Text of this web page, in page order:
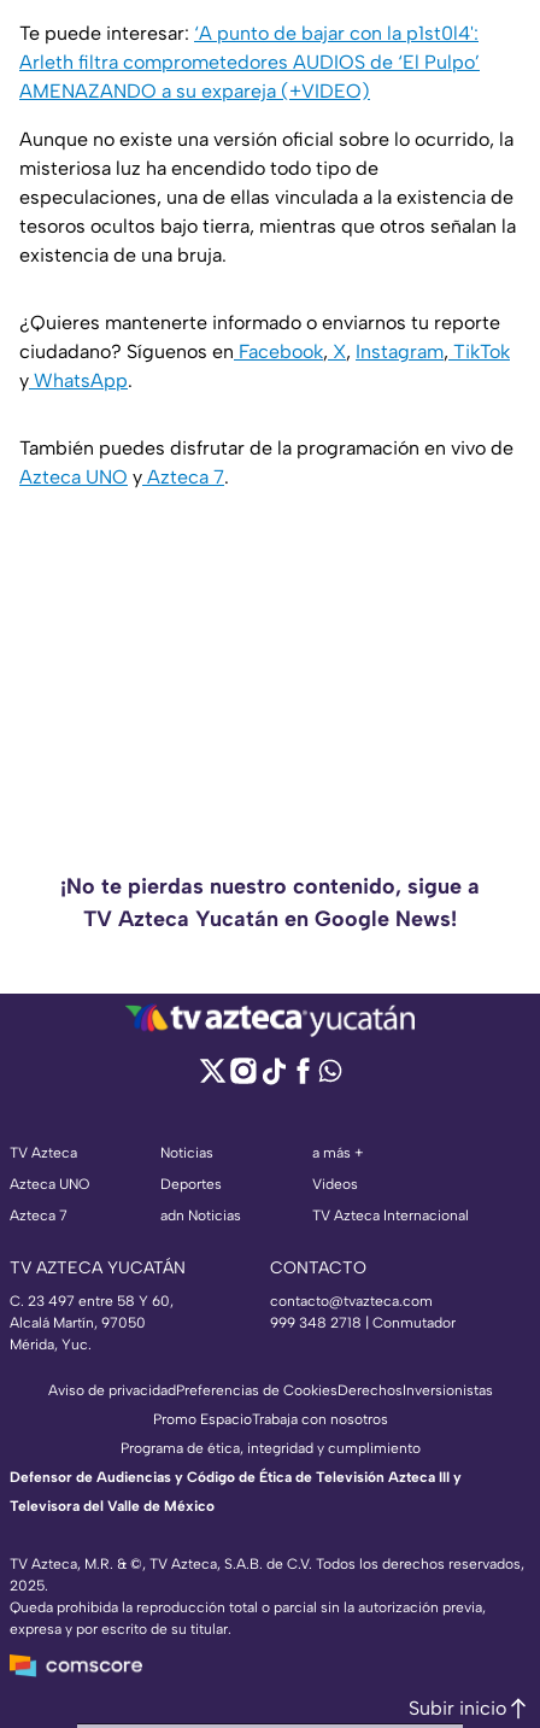
Te puede interesar: ‘A punto de bajar con la p1st0l4':
Arleth filtra comprometedores AUDIOS de ‘El Pulpo’
AMENAZANDO a su expareja (+VIDEO)
Aunque no existe una versión oficial sobre lo ocurrido, la
misteriosa luz ha encendido todo tipo de
especulaciones, una de ellas vinculada a la existencia de
tesoros ocultos bajo tierra, mientras que otros señalan la
existencia de una bruja.
¿Quieres mantenerte informado o enviarnos tu reporte
ciudadano? Síguenos en Facebook, X, Instagram, TikTok
y WhatsApp.
También puedes disfrutar de la programación en vivo de
Azteca UNO y Azteca 7.
¡No te pierdas nuestro contenido, sigue a
TV Azteca Yucatán en Google News!
TV Azteca
Azteca UNO
Azteca 7
Noticias
Deportes
adn Noticias
a más +
Videos
TV Azteca Internacional
TV AZTECA YUCATÁN
C. 23 497 entre 58 Y 60,
Alcalá Martín, 97050
Mérida, Yuc.
CONTACTO
contacto@tvazteca.com
999 348 2718 | Conmutador
TV Azteca, M.R. & ©, TV Azteca, S.A.B. de C.V. Todos los derechos reservados,
2025.
Queda prohibida la reproducción total o parcial sin la autorización previa,
expresa y por escrito de su titular.
Aviso de privacidadPreferencias de CookiesDerechosInversionistas
Promo EspacioTrabaja con nosotros
Programa de ética, integridad y cumplimiento
Defensor de Audiencias y Código de Ética de Televisión Azteca III y
Televisora del Valle de México
Subir inicio